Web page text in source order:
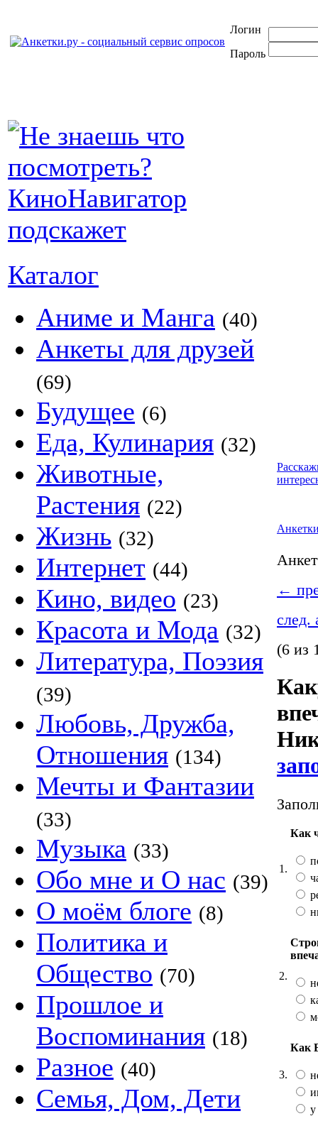
Логин
Пароль
Каталог
Аниме и Манга (40)
Анкеты для друзей
(69)
Будущее (6)
Еда, Кулинария (32)
Животные,
Растения (22)
Жизнь (32)
Интернет (44)
Кино, видео (23)
Красота и Мода (32)
Литература, Поэзия
(39)
Любовь, Дружба,
Отношения (134)
Мечты и Фантазии
(33)
Музыка (33)
Обо мне и О нас (39)
О моём блоге (8)
Политика и
Общество (70)
Прошлое и
Воспоминания (18)
Разное (40)
Семья, Дом, Дети
←
след.
(6 из
1.
Как
2.
3.
Как
у